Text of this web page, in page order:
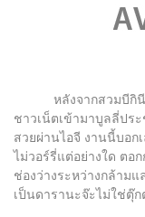
หลังจากสวมบีกินีไป
ชาวเน็ตเข้ามาบูลลี่ปร
สวยผ่านไอจี งานนี้บอก
ไม่วอร์รี่แต่อย่างใด ตอ
ช่องว่างระหว่างกล้าม
เป็นดารานะจ๊ะไม่ใช่ตุ๊ก